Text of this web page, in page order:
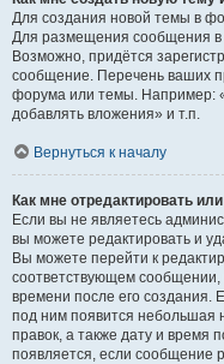
Для создания новой темы в
Для размещения сообщения в
Возможно, придётся
сообщение. Перечень ваших
форума или темы. Например:
добавлять вложения» и т.п.
Вернуться к началу
Как мне отредактировать
Если вы не являетесь
вы можете редактировать и
Вы можете перейти к
соответствующем сообщении,
времени после его создания.
под ним появится небольшая
правок, а также дату и время
появляется, если сообщение